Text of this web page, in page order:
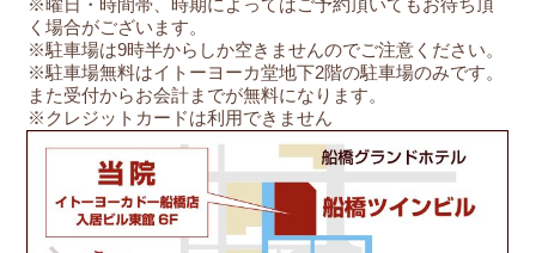
※曜日・時間帯、時期によってはご予約頂いてもお待ち頂
く場合がございます。
※駐車場は9時半からしか空きませんのでご注意ください。
※駐車場無料はイトーヨーカ堂地下2階の駐車場のみです。
また受付からお会計までが無料になります。
※クレジットカードは利用できません